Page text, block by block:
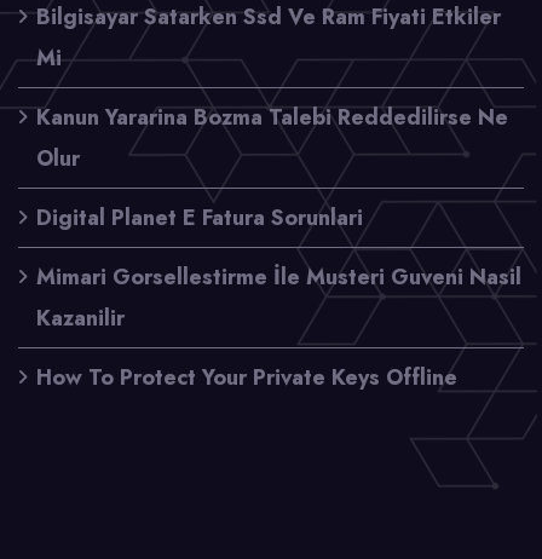
Bilgisayar Satarken Ssd Ve Ram Fiyati Etkiler
Mi
Kanun Yararina Bozma Talebi Reddedilirse Ne
Olur
Digital Planet E Fatura Sorunlari
Mimari Gorsellestirme İle Musteri Guveni Nasil
Kazanilir
How To Protect Your Private Keys Offline